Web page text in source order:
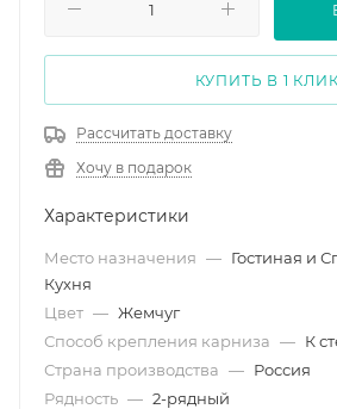
КУПИТЬ В 1 КЛИК
Рассчитать доставку
Хочу в подарок
Характеристики
Место назначения — Гостиная и
Кухня
Цвет — Жемчуг
Способ крепления карниза — К
Страна производства — Россия
Рядность — 2-рядный